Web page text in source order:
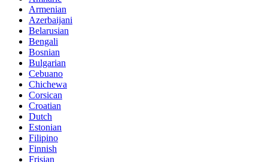
Armenian
Azerbaijani
Belarusian
Bengali
Bosnian
Bulgarian
Cebuano
Chichewa
Corsican
Croatian
Dutch
Estonian
Filipino
Finnish
Frisian